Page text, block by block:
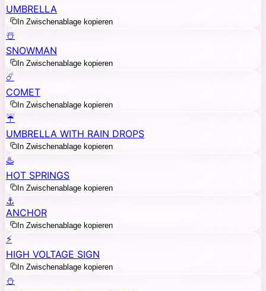
UMBRELLA
In Zwischenablage kopieren
☃️
SNOWMAN
In Zwischenablage kopieren
☄️
COMET
In Zwischenablage kopieren
☔
UMBRELLA WITH RAIN DROPS
In Zwischenablage kopieren
♨️
HOT SPRINGS
In Zwischenablage kopieren
⚓
ANCHOR
In Zwischenablage kopieren
⚡
HIGH VOLTAGE SIGN
In Zwischenablage kopieren
⛄